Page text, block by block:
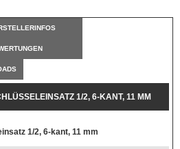
1/2, 6-KANT, 11 MM
1/2, 6-kant, 11 mm